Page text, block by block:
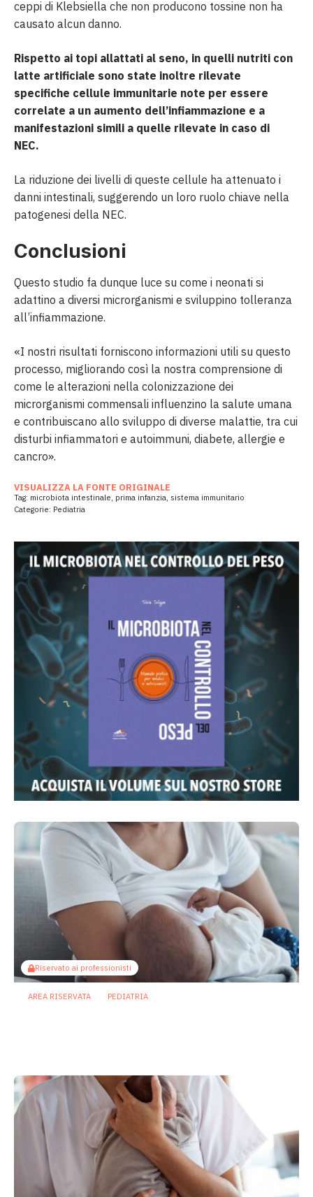
ceppi di Klebsiella che non producono tossine non ha
causato alcun danno.
Rispetto ai topi allattati al seno, in quelli nutriti con
latte artificiale sono state inoltre rilevate
specifiche cellule immunitarie note per essere
correlate a un aumento dell’infiammazione e a
manifestazioni simili a quelle rilevate in caso di
NEC.
La riduzione dei livelli di queste cellule ha attenuato i
danni intestinali, suggerendo un loro ruolo chiave nella
patogenesi della NEC.
Conclusioni
Questo studio fa dunque luce su come i neonati si
adattino a diversi microrganismi e sviluppino tolleranza
all’infiammazione.
«I nostri risultati forniscono informazioni utili su questo
processo, migliorando così la nostra comprensione di
come le alterazioni nella colonizzazione dei
microrganismi commensali influenzino la salute umana
e contribuiscano allo sviluppo di diverse malattie, tra cui
disturbi infiammatori e autoimmuni, diabete, allergie e
cancro».
VISUALIZZA LA FONTE ORIGINALE
Tag: microbiota intestinale, prima infanzia, sistema immunitario
Categorie: Pediatria
Riservato ai professionisti
AREA RISERVATA PEDIATRIA